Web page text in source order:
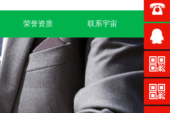
荣誉资质 联系宇宙